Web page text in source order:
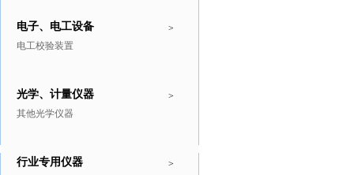
>
电子、电工设备
电工校验装置
>
光学、计量仪器
其他光学仪器
>
行业专用仪器
推广商品 更多>>